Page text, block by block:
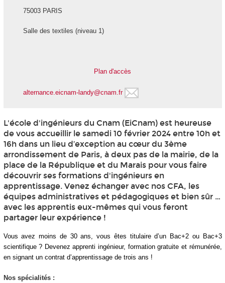
75003 PARIS
Salle des textiles (niveau 1)
Plan d'accès
alternance.eicnam-landy@cnam.fr
L'école d'ingénieurs du Cnam (EiCnam) est heureuse
de vous accueillir le samedi 10 février 2024 entre 10h et
16h dans un lieu d’exception au cœur du 3ème
arrondissement de Paris, à deux pas de la mairie, de la
place de la République et du Marais pour vous faire
découvrir ses formations d'ingénieurs en
apprentissage. Venez échanger avec nos CFA, les
équipes administratives et pédagogiques et bien sûr …
avec les apprentiseux-mêmes qui vous feront
partager leur expérience !
Vous avez moins de 30 ans, vous êtes titulaire d’un Bac+2 ou Bac+3
scientifique ? Devenez apprenti ingénieur, formation gratuite et rémunérée,
en signant un contrat d’apprentissage de trois ans !
Nos spécialités :